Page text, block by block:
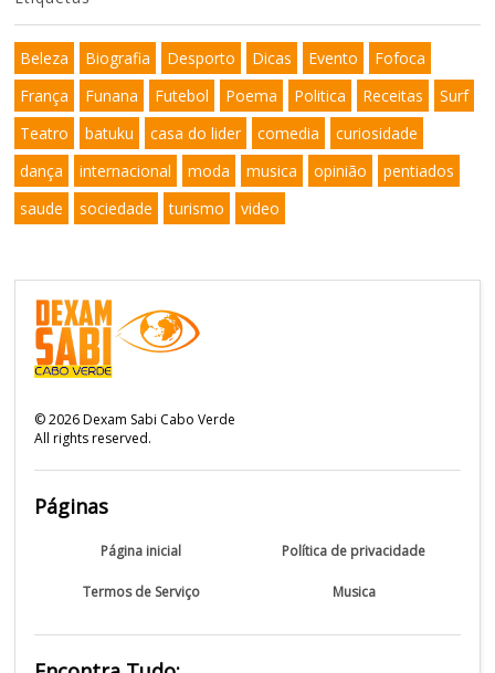
Beleza Biografia Desporto Dicas Evento
Fofoca
França
Funana Futebol Poema Politica Receitas
Surf
Teatro
batuku casa do lider comedia
curiosidade
dança
internacional moda musica opinião
pentiados
saude
sociedade turismo video
©2026Dexam Sabi Cabo Verde
All rights reserved.
Páginas
Página inicial Política de privacidade
Termos de Serviço Musica